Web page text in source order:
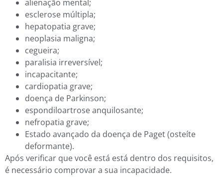
alienação mental;
esclerose múltipla;
hepatopatia grave;
neoplasia maligna;
cegueira;
paralisia irreversível;
incapacitante;
cardiopatia grave;
doença de Parkinson;
espondiloartrose anquilosante;
nefropatia grave;
Estado avançado da doença de Paget (osteíte
deformante).
Após verificar que você está está dentro dos requisitos,
é necessário comprovar a sua incapacidade.